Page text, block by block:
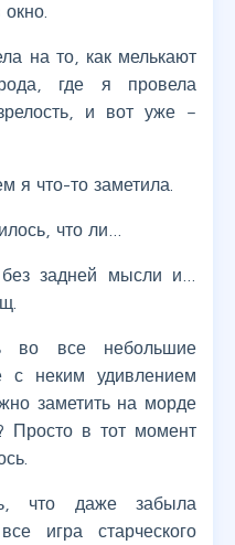
на то, как мелькают
где я провела
и вот уже –
я что-то заметила.
что ли…
задней мысли и…
во все небольшие
с неким удивлением
заметить на морде
Просто в тот момент
что даже забыла
игра старческого